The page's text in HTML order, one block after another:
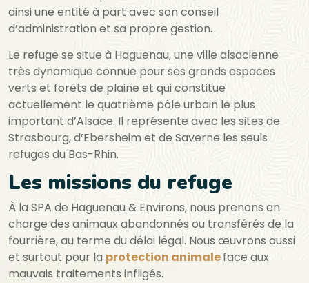
ainsi une entité à part avec son conseil
d’administration et sa propre gestion.
Le refuge se situe à Haguenau, une ville alsacienne
très dynamique connue pour ses grands espaces
verts et forêts de plaine et qui constitue
actuellement le quatrième pôle urbain le plus
important d’Alsace. Il représente avec les sites de
Strasbourg, d’Ebersheim et de Saverne les seuls
refuges du Bas-Rhin.
Les missions du refuge
À la SPA de Haguenau & Environs, nous prenons en
charge des animaux abandonnés ou transférés de la
fourrière, au terme du délai légal. Nous œuvrons aussi
et surtout pour la protection animaleface aux
mauvais traitements infligés.